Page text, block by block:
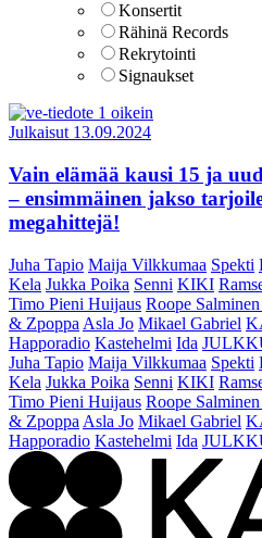
Konsertit
Rähinä Records
Rekrytointi
Signaukset
Julkaisut 13.09.2024
Vain elämää kausi 15 ja
– ensimmäinen jakso
megahittejä!
Juha Tapio Maija Vilkkumaa Spekti
Kela Jukka Poika Senni KIKI
Timo Pieni Huijaus Roope
& Zpoppa Asla Jo Mikael Gabriel
Happoradio Kastehelmi Ida
Juha Tapio Maija Vilkkumaa Spekti
Kela Jukka Poika Senni KIKI
Timo Pieni Huijaus Roope
& Zpoppa Asla Jo Mikael Gabriel
Happoradio Kastehelmi Ida